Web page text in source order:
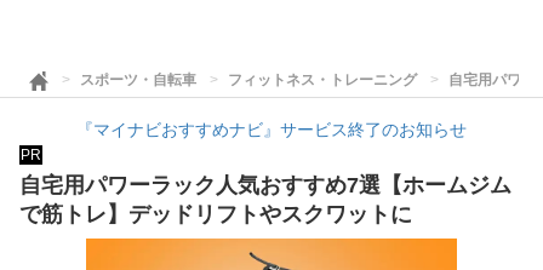
スポーツ・自転車 フィットネス・トレーニング 自宅用パワー
『マイナビおすすめナビ』サービス終了のお知らせ
PR
自宅用パワーラック人気おすすめ7選【ホームジム
で筋トレ】デッドリフトやスクワットに